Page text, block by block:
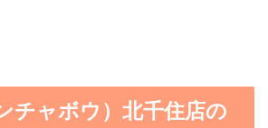
チャボウ）北千住店の